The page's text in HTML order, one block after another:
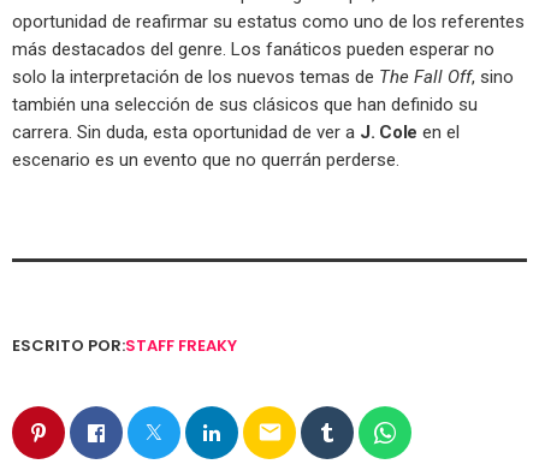
oportunidad de reafirmar su estatus como uno de los referentes
más destacados del genre. Los fanáticos pueden esperar no
solo la interpretación de los nuevos temas de The Fall Off, sino
también una selección de sus clásicos que han definido su
carrera. Sin duda, esta oportunidad de ver a J. Cole en el
escenario es un evento que no querrán perderse.
ESCRITO POR:STAFF FREAKY
email